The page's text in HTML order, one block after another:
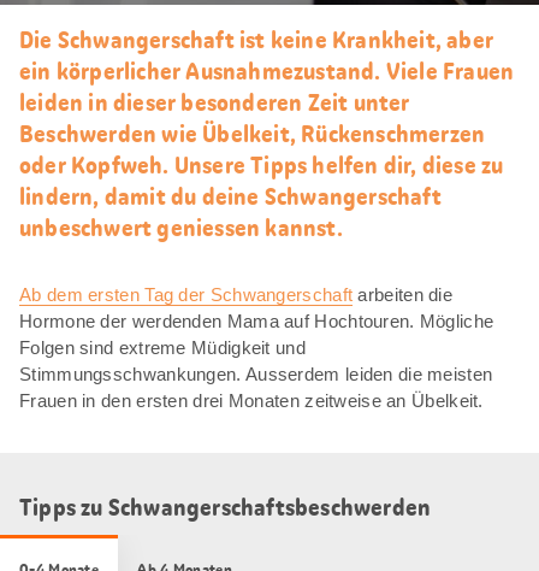
Die Schwangerschaft ist keine Krankheit, aber
ein körperlicher Ausnahmezustand. Viele Frauen
leiden in dieser besonderen Zeit unter
Beschwerden wie Übelkeit, Rückenschmerzen
oder Kopfweh. Unsere Tipps helfen dir, diese zu
lindern, damit du deine Schwangerschaft
unbeschwert geniessen kannst.
Ab dem ersten Tag der Schwangerschaft arbeiten die
Hormone der werdenden Mama auf Hochtouren. Mögliche
Folgen sind extreme Müdigkeit und
Stimmungsschwankungen. Ausserdem leiden die meisten
Frauen in den ersten drei Monaten zeitweise an Übelkeit.
Tipps zu Schwangerschaftsbeschwerden